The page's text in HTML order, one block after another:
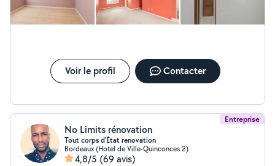
Voir le profil Contacter
Entreprise
No Limits rénovation
Tout corps d'État renovation
Bordeaux (Hotel de Ville-Quinconces 2)
4,8/5 (69 avis)